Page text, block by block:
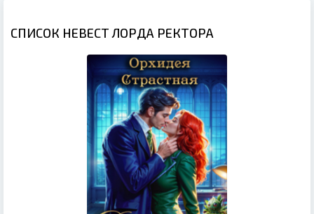
СПИСОК НЕВЕСТ ЛОРДА РЕКТОРА